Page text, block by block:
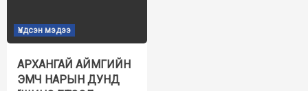
Үндсэн мэдээ
АРХАНГАЙ АЙМГИЙН
ЭМЧ НАРЫН ДУНД